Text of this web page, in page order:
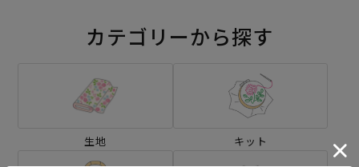
カテゴリーから探す
生地 キット